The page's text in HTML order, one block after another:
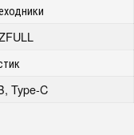
Type-C